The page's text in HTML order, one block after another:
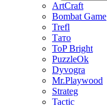
ArtCraft
Bombat Game
Trefl
Тато
ToP Bright
PuzzleOk
Dyvogra
Mr.Playwood
Strateg
Tactic